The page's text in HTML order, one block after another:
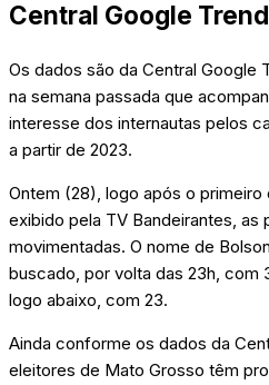
Central Google
Os dados são da Central Google
na semana passada que
interesse dos internautas pelos
a partir de 2023.
Ontem (28), logo após o
exibido pela TV Bandeirantes, as
movimentadas. O nome de
buscado, por volta das 23h, com
logo abaixo, com 23.
Ainda conforme os dados da
eleitores de Mato Grosso têm